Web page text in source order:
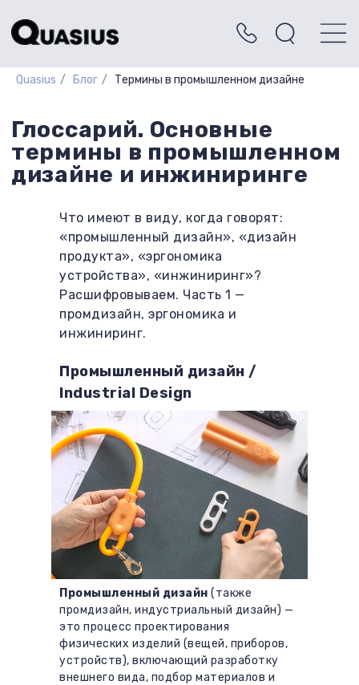
Quasius / Блог / Термины в промышленном дизайне
Глоссарий. Основные
дизайне и инжиниринге
Что имеют в виду, когда говорят:
«промышленный дизайн», «дизайн
продукта», «эргономика
устройства», «инжиниринг»?
Расшифровываем. Часть 1 —
промдизайн, эргономика и
инжиниринг.
Промышленный дизайн /
Industrial Design
Промышленный дизайн (также
промдизайн, индустриальный дизайн) —
это процесс проектирования
физических изделий (вещей, приборов,
устройств), включающий разработку
внешнего вида, подбор материалов и